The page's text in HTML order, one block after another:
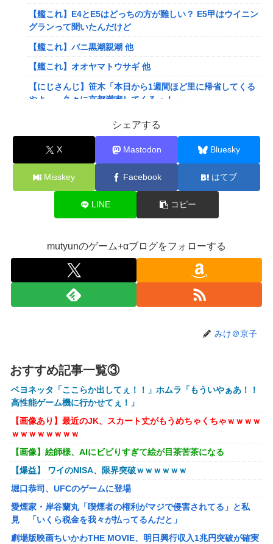
【艦これ】E4とE5はどっちの方が難しい？ E5甲はウイニン
グランって聞いたんだけど
【艦これ】バニ黒潮親潮 他
【艦これ】オオヤマトウサギ 他
【にじさんじ】笹木「本日から1週間ほど里に帰省してくる
やよ～。久々に京都満喫してくるっ！」
【にじさんじ】ののは、初の後輩コラボ！あゆゆとおはなし
「なかよくなれるかな？！」【8/7(金)20:00】
【VTuber】Google Play初のトーク番組「選抜！推しナイ
ン発表会」発表へ！8名が推しキャラクターの魅力を語り合
う【8/6(木)18:00】
とーーーーーーーーにおもんない！！！！」→炎上
ロロの演劇のせいで2人も無駄死ににwwww
【画像】石川佳純さん(31)の体、エッッッッッッッッッッッ
ッッッッッッ！
【速報】熊本イオンモール、爆発の原因は『これ』の可能性
くって終わるｗｗｗｗｗｗｗ
を減らすチート技が発覚ｗｗｗ
【動画】大阪府警に射殺されたオッサン、めちゃめちゃ苦し
そうに死ぬ
【悲報】黒人、卑怯すぎて炎上するｗｗｗｗ
【画像】井口裕香(36)、タンクトップがはち切れそうなくら
いデカイｗｗｗｗｗｗｗｗｗｗｗ
【画像】 AI「写真の背景削除？ガンプラの箱追加しといて
あげよ????」
【ホロライブ】アキロゼ、映画をきっかけに「ちいかわ」に
シェアする
X Mastodon Bluesky
Misskey Facebook はてブ
LINE コピー
mutyunのゲーム+αブログをフォローする
みけ＠京子
おすすめ記事一覧③
ベヨネッタ「ここらか出してぇ！！」ホムラ「もういやぁあ！！
高性能ゲーム機に行かせてぇ！」
【画像あり】最近のJK、スカート丈がもうめちゃくちゃｗｗｗｗ
ｗｗｗｗｗｗｗｗ
【画像】絵師様、AIにビビりすぎて絵が目茶苦茶になる
【爆益】 ワイのNISA、限界突破ｗｗｗｗｗｗ
堀口恭司、UFCのゲームに登場
愛煙家・岸谷蘭丸「喫煙者の権利がマジで侵害されてる」と私
見 「いくら税金を我々が払ってるんだと」
劇場版映画ちいかわTHE MOVIE、明日興行収入1兆円突破が確実